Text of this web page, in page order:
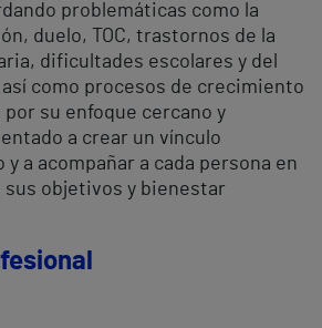
problemáticas como la
duelo, TOC, trastornos de la
dificultades escolares y del
como procesos de crecimiento
su enfoque cercano y
a crear un vínculo
a acompañar a cada persona en
sus objetivos y bienestar